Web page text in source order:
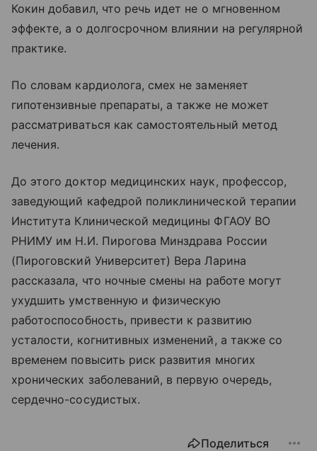
Кокин добавил, что речь идет не о мгновенном
эффекте, а о долгосрочном влиянии на регулярной
практике.
По словам кардиолога, смех не заменяет
гипотензивные препараты, а также не может
рассматриваться как самостоятельный метод
лечения.
До этого доктор медицинских наук, профессор,
заведующий кафедрой поликлинической терапии
Института Клинической медицины ФГАОУ ВО
РНИМУ им Н.И. Пирогова Минздрава России
(Пироговский Университет) Вера Ларина
рассказала, что ночные смены на работе могут
ухудшить умственную и физическую
работоспособность, привести к развитию
усталости, когнитивных изменений, а также со
временем повысить риск развития многих
хронических заболеваний, в первую очередь,
сердечно-сосудистых.
Поделиться